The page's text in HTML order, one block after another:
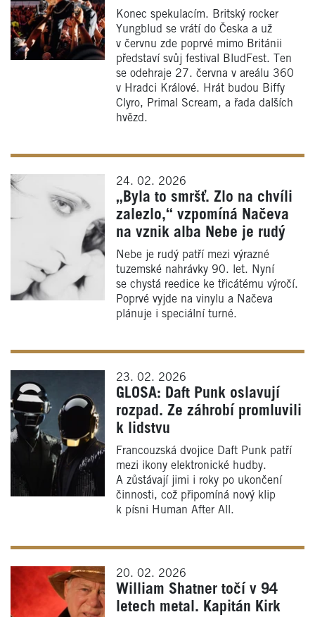
Konec spekulacím. Britský rocker
Yungblud se vrátí do Česka a už
v červnu zde poprvé mimo Británii
představí svůj festival BludFest. Ten
se odehraje 27. června v areálu 360
v Hradci Králové. Hrát budou Biffy
Clyro, Primal Scream, a řada dalších
hvězd.
24. 02. 2026
„Byla to smršť. Zlo na chvíli
zalezlo,“ vzpomíná Načeva
na vznik alba Nebe je rudý
Nebe je rudý patří mezi výrazné
tuzemské nahrávky 90. let. Nyní
se chystá reedice ke třicátému výročí.
Poprvé vyjde na vinylu a Načeva
plánuje i speciální turné.
23. 02. 2026
GLOSA: Daft Punk oslavují
rozpad. Ze záhrobí promluvili
k lidstvu
Francouzská dvojice Daft Punk patří
mezi ikony elektronické hudby.
A zůstávají jimi i roky po ukončení
činnosti, což připomíná nový klip
k písni Human After All.
20. 02. 2026
William Shatner točí v 94
letech metal. Kapitán Kirk